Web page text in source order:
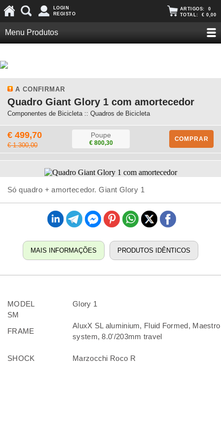
LOGIN
REGISTO
ARTIGOS: 0
TOTAL: € 0,00
Menu Produtos
A CONFIRMAR
Quadro Giant Glory 1 com amortecedor
Componentes de Bicicleta :: Quadros de Bicicleta
€ 499,70
€ 1.300,00
Poupe
€ 800,30
COMPRAR
Só quadro + amortecedor. Giant Glory 1
MAIS INFORMAÇÕES PRODUTOS IDÊNTICOS
MODEL
Glory 1
SM
FRAME
AluxX SL aluminium, Fluid Formed,
system, 8.0'/203mm travel
SHOCK Marzocchi Roco R